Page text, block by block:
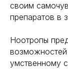
своим
препаратов в
Ноотропы
возможностей
умственному